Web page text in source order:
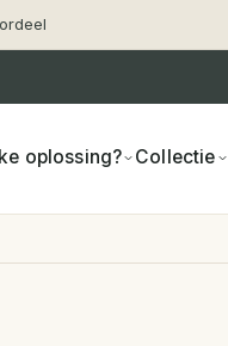
oplossing? Collectie